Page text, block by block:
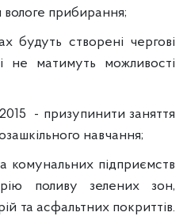
вологе прибирання;
будуть створені чергові
не матимуть можливості
- призупинити заняття
навчання;
комунальних підприємств
поливу зелених зон,
та асфальтних покриттів.